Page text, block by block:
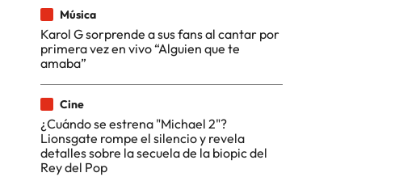
Música
Karol G sorprende a sus fans al cantar por
primera vez en vivo “Alguien que te
amaba”
Cine
¿Cuándo se estrena "Michael 2"?
Lionsgate rompe el silencio y revela
detalles sobre la secuela de la biopic del
Rey del Pop